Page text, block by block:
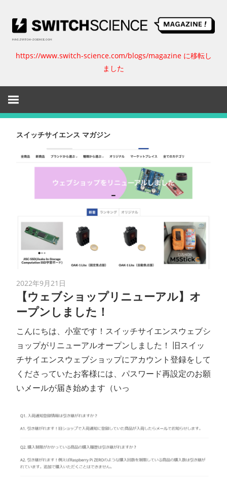
ッ
ス
イ
ッ
サ
イ
エ
ン
ス
マ
ジ
ン
https://www.switch-science.com/blogs/magazine に移転し
ました
スイッチサイエンス マガジン
2022年9月21日
【ウェブショップリニューアル】オ
ープンしました！
こんにちは、小室です！スイッチサイエンスウェブシ
ョップがリニューアルオープンしました！ 旧スイッ
チサイエンスウェブショップにアカウント登録をして
くださっていたお客様には、パスワード再設定のお願
いメールが届き始めます（いっ